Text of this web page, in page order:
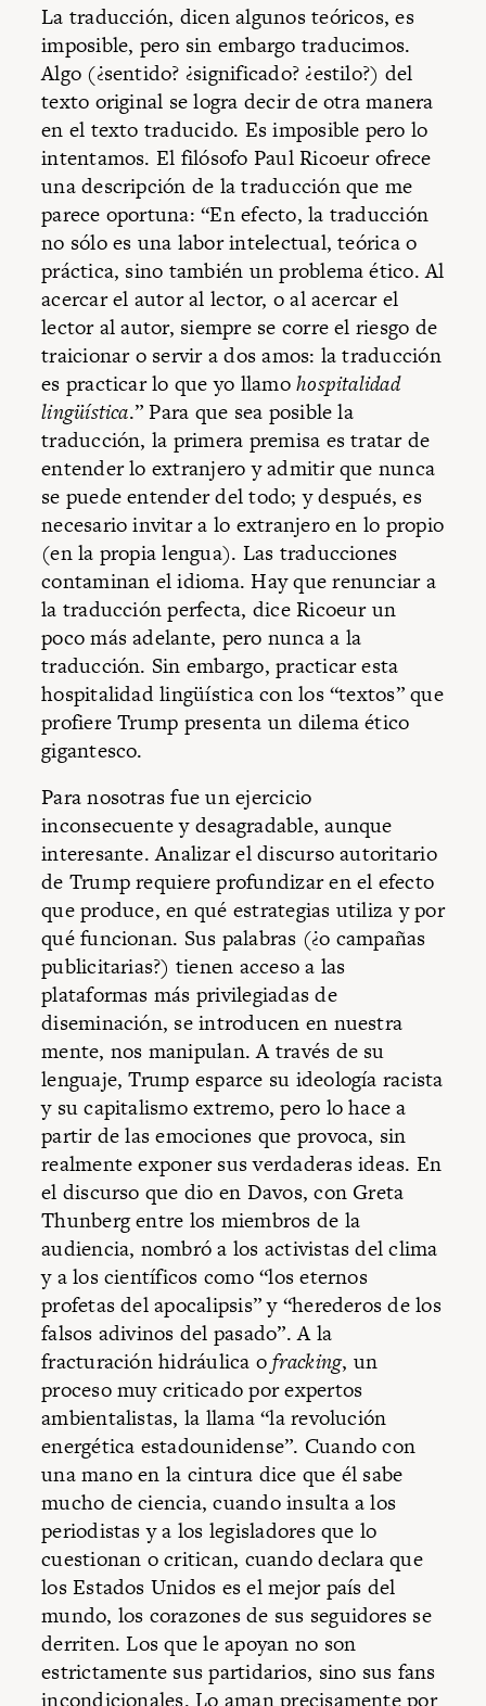
La traducción, dicen algunos teóricos, es
imposible, pero sin embargo traducimos.
Algo (¿sentido? ¿significado? ¿estilo?) del
texto original se logra decir de otra manera
en el texto traducido. Es imposible pero lo
intentamos. El filósofo Paul Ricoeur ofrece
una descripción de la traducción que me
parece oportuna: “En efecto, la traducción
no sólo es una labor intelectual, teórica o
práctica, sino también un problema ético. Al
acercar el autor al lector, o al acercar el
lector al autor, siempre se corre el riesgo de
traicionar o servir a dos amos: la traducción
es practicar lo que yo llamohospitalidad
lingüística.” Para que sea posible la
traducción, la primera premisa es tratar de
entender lo extranjero y admitir que nunca
se puede entender del todo; y después, es
necesario invitar a lo extranjero en lo propio
(en la propia lengua). Las traducciones
contaminan el idioma. Hay que renunciar a
la traducción perfecta, dice Ricoeur un
poco más adelante, pero nunca a la
traducción. Sin embargo, practicar esta
hospitalidad lingüística con los “textos” que
profiere Trump presenta un dilema ético
gigantesco.
Para nosotras fue un ejercicio
inconsecuente y desagradable, aunque
interesante. Analizar el discurso autoritario
de Trump requiere profundizar en el efecto
que produce, en qué estrategias utiliza y por
qué funcionan. Sus palabras (¿o campañas
publicitarias?) tienen acceso a las
plataformas más privilegiadas de
diseminación, se introducen en nuestra
mente, nos manipulan. A través de su
lenguaje, Trump esparce su ideología racista
y su capitalismo extremo, pero lo hace a
partir de las emociones que provoca, sin
realmente exponer sus verdaderas ideas. En
el discurso que dio en Davos, con Greta
Thunberg entre los miembros de la
audiencia, nombró a los activistas del clima
y a los científicos como “los eternos
profetas del apocalipsis” y “herederos de los
falsos adivinos del pasado”. A la
fracturación hidráulica ofracking, un
proceso muy criticado por expertos
ambientalistas, la llama “la revolución
energética estadounidense”. Cuando con
una mano en la cintura dice que él sabe
mucho de ciencia, cuando insulta a los
periodistas y a los legisladores que lo
cuestionan o critican, cuando declara que
los Estados Unidos es el mejor país del
mundo, los corazones de sus seguidores se
derriten. Los que le apoyan no son
estrictamente sus partidarios, sino sus fans